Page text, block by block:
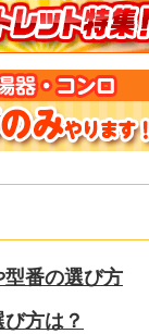
番の選び方
方は？